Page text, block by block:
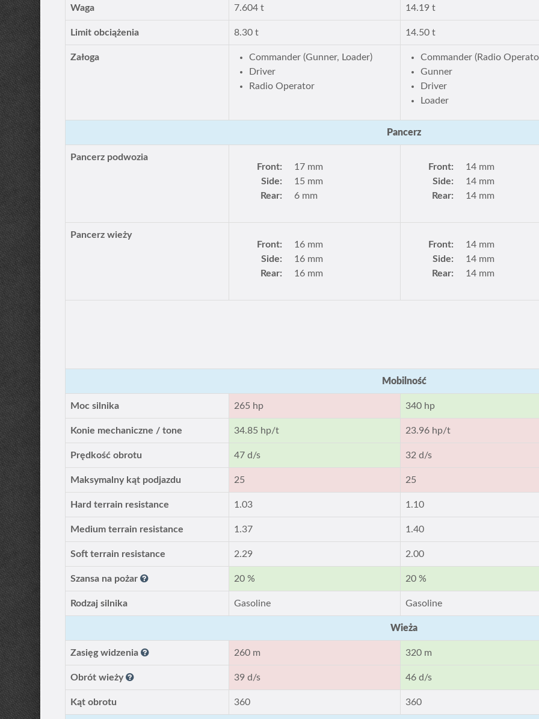
Waga 7.604 t 14.19 t
Limit obciążenia 8.30 t 14.50 t
Załoga
Commander (Gunner, Loader)
Driver
Radio Operator
Commander (Radio
Gunner
Driver
Loader
Pancerz
Pancerz podwozia
Front:
17 mm
Side:
15 mm
Rear:
6 mm
Front:
14 mm
Side:
14 mm
Rear:
14 mm
Pancerz wieży
Front:
16 mm
Side:
16 mm
Rear:
16 mm
Front:
14 mm
Side:
14 mm
Rear:
14 mm
Mobilność
Moc silnika 265 hp 340 hp
Konie mechaniczne / tone 34.85 hp/t 23.96 hp/t
Prędkość obrotu 47 d/s 32 d/s
Maksymalny kąt podjazdu 25 25
Hard terrain resistance 1.03 1.10
Medium terrain resistance 1.37 1.40
Soft terrain resistance 2.29 2.00
Szansa na pożar 20 % 20 %
Rodzaj silnika Gasoline Gasoline
Wieża
Zasięg widzenia 260 m 320 m
Obrót wieży 39 d/s 46 d/s
Kąt obrotu 360 360